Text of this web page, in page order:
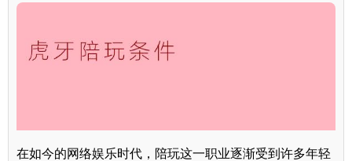
在如今的网络娱乐时代，陪玩这一职业逐渐受到许多年轻